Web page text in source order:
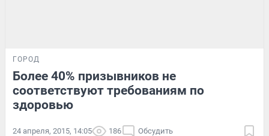
ГОРОД
Более 40% призывников не
соответствуют требованиям по
здоровью
24 апреля, 2015, 14:05 186 Обсудить